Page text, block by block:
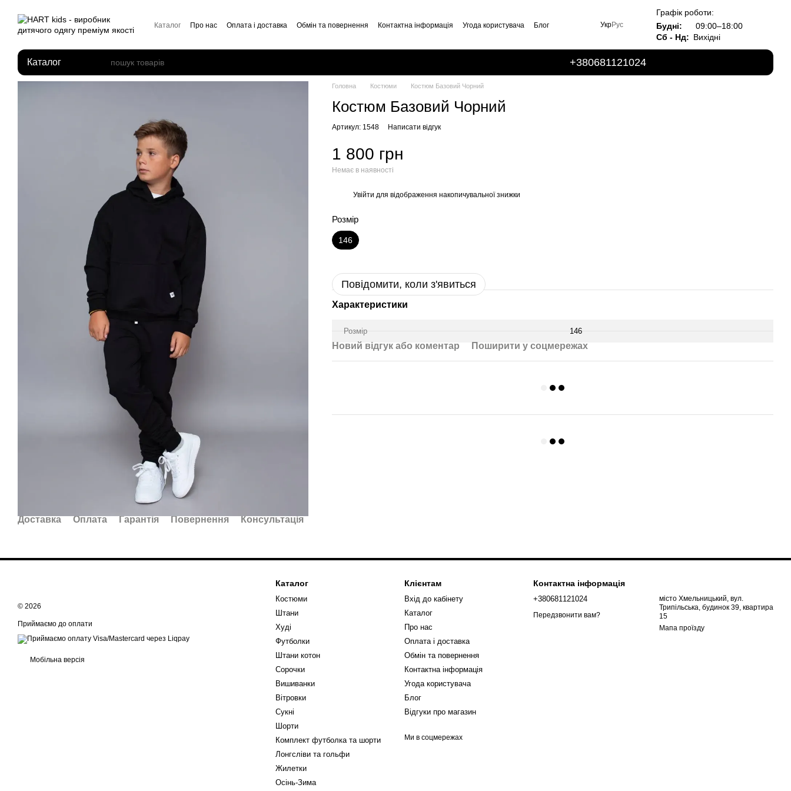
Каталог Про нас Оплата і доставка Обмін та повернення Контактна інформація Угода користувача
Блог
УкрРус
Графік роботи:
Будні:
09:00–18:00
Сб - Нд: Вихідні
Каталог +380681121024
Доставка Оплата Гарантія Повернення Консультація
Головна Костюми Костюм Базовий Чорний
Костюм Базовий Чорний
Артикул: 1548 Написати відгук
1 800 грн
Немає в наявності
Увійти для відображення накопичувальної знижки
Розмір
146
Повідомити, коли з'явиться
Характеристики
Розмір 146
Новий відгук або коментар Поширити у соцмережах
© 2026
Приймаємо до оплати
Мобільна версія
Каталог
Костюми
Штани
Худі
Футболки
Штани котон
Сорочки
Вишиванки
Вітровки
Сукні
Шорти
Комплект футболка та шорти
Лонгсліви та гольфи
Жилетки
Осінь-Зима
Клієнтам
Вхід до кабінету
Каталог
Про нас
Оплата і доставка
Обмін та повернення
Контактна інформація
Угода користувача
Блог
Відгуки про магазин
Ми в соцмережах
Контактна інформація
+380681121024
Передзвонити вам?
місто Хмельницький, вул.
Трипільська, будинок 39, квартира
15
Мапа проїзду